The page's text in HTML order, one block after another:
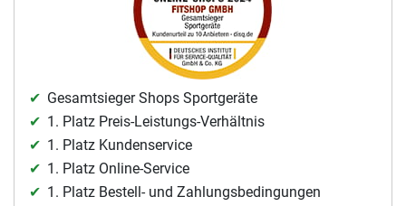
Gesamtsieger Shops Sportgeräte
1. Platz Preis-Leistungs-Verhältnis
1. Platz Kundenservice
1. Platz Online-Service
1. Platz Bestell- und Zahlungsbedingungen